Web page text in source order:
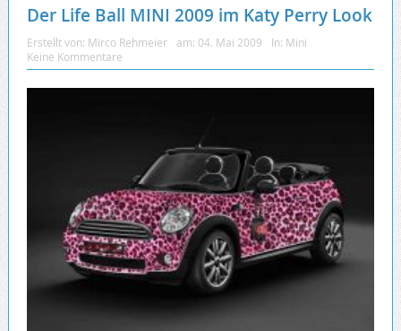
Der Life Ball MINI 2009 im Katy Perry Look
Erstellt von: Mirco Rehmeier am: 04. Mai 2009 In: Mini
Keine Kommentare